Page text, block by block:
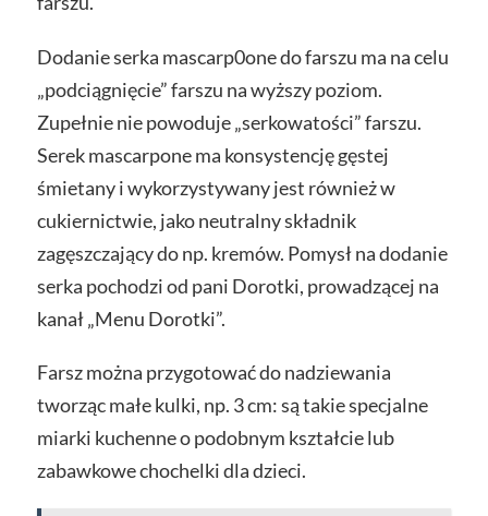
Dodanie serka mascarp0one do farszu ma na celu
„podciągnięcie” farszu na wyższy poziom.
Zupełnie nie powoduje „serkowatości” farszu.
Serek mascarpone ma konsystencję gęstej
śmietany i wykorzystywany jest również w
cukiernictwie, jako neutralny składnik
zagęszczający do np. kremów. Pomysł na dodanie
serka pochodzi od pani Dorotki, prowadzącej na
kanał „Menu Dorotki”.
Farsz można przygotować do nadziewania
tworząc małe kulki, np. 3 cm: są takie specjalne
miarki kuchenne o podobnym kształcie lub
zabawkowe chochelki dla dzieci.